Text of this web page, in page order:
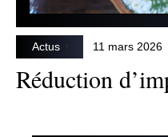
Actus 11 mars 2026
Réduction